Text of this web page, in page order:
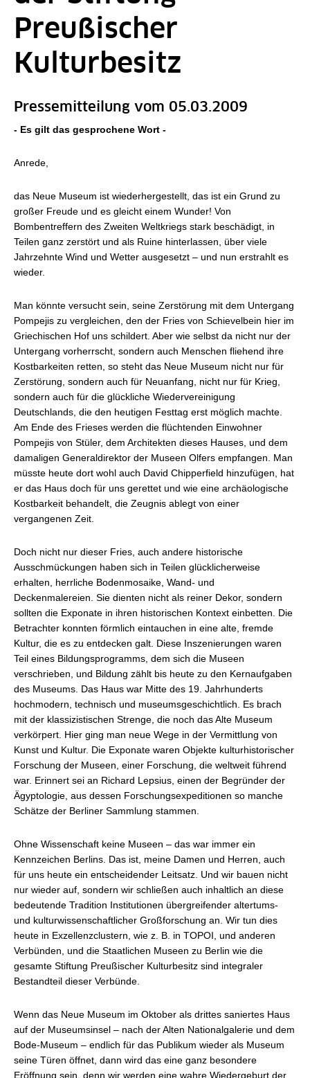
Preußischer
Kulturbesitz
Pressemitteilung vom 05.03.2009
- Es gilt das gesprochene Wort -
Anrede,
das Neue Museum ist wiederhergestellt, das ist ein Grund zu
großer Freude und es gleicht einem Wunder! Von
Bombentreffern des Zweiten Weltkriegs stark beschädigt, in
Teilen ganz zerstört und als Ruine hinterlassen, über viele
Jahrzehnte Wind und Wetter ausgesetzt – und nun erstrahlt es
wieder.
Man könnte versucht sein, seine Zerstörung mit dem Untergang
Pompejis zu vergleichen, den der Fries von Schievelbein hier im
Griechischen Hof uns schildert. Aber wie selbst da nicht nur der
Untergang vorherrscht, sondern auch Menschen fliehend ihre
Kostbarkeiten retten, so steht das Neue Museum nicht nur für
Zerstörung, sondern auch für Neuanfang, nicht nur für Krieg,
sondern auch für die glückliche Wiedervereinigung
Deutschlands, die den heutigen Festtag erst möglich machte.
Am Ende des Frieses werden die flüchtenden Einwohner
Pompejis von Stüler, dem Architekten dieses Hauses, und dem
damaligen Generaldirektor der Museen Olfers empfangen. Man
müsste heute dort wohl auch David Chipperfield hinzufügen, hat
er das Haus doch für uns gerettet und wie eine archäologische
Kostbarkeit behandelt, die Zeugnis ablegt von einer
vergangenen Zeit.
Doch nicht nur dieser Fries, auch andere historische
Ausschmückungen haben sich in Teilen glücklicherweise
erhalten, herrliche Bodenmosaike, Wand- und
Deckenmalereien. Sie dienten nicht als reiner Dekor, sondern
sollten die Exponate in ihren historischen Kontext einbetten. Die
Betrachter konnten förmlich eintauchen in eine alte, fremde
Kultur, die es zu entdecken galt. Diese Inszenierungen waren
Teil eines Bildungsprogramms, dem sich die Museen
verschrieben, und Bildung zählt bis heute zu den Kernaufgaben
des Museums. Das Haus war Mitte des 19. Jahrhunderts
hochmodern, technisch und museumsgeschichtlich. Es brach
mit der klassizistischen Strenge, die noch das Alte Museum
verkörpert. Hier ging man neue Wege in der Vermittlung von
Kunst und Kultur. Die Exponate waren Objekte kulturhistorischer
Forschung der Museen, einer Forschung, die weltweit führend
war. Erinnert sei an Richard Lepsius, einen der Begründer der
Ägyptologie, aus dessen Forschungsexpeditionen so manche
Schätze der Berliner Sammlung stammen.
Ohne Wissenschaft keine Museen – das war immer ein
Kennzeichen Berlins. Das ist, meine Damen und Herren, auch
für uns heute ein entscheidender Leitsatz. Und wir bauen nicht
nur wieder auf, sondern wir schließen auch inhaltlich an diese
bedeutende Tradition Institutionen übergreifender altertums-
und kulturwissenschaftlicher Großforschung an. Wir tun dies
heute in Exzellenzclustern, wie z. B. in TOPOI, und anderen
Verbünden, und die Staatlichen Museen zu Berlin wie die
gesamte Stiftung Preußischer Kulturbesitz sind integraler
Bestandteil dieser Verbünde.
Wenn das Neue Museum im Oktober als drittes saniertes Haus
auf der Museumsinsel – nach der Alten Nationalgalerie und dem
Bode-Museum – endlich für das Publikum wieder als Museum
seine Türen öffnet, dann wird das eine ganz besondere
Eröffnung sein, denn wir werden eine wahre Wiedergeburt der